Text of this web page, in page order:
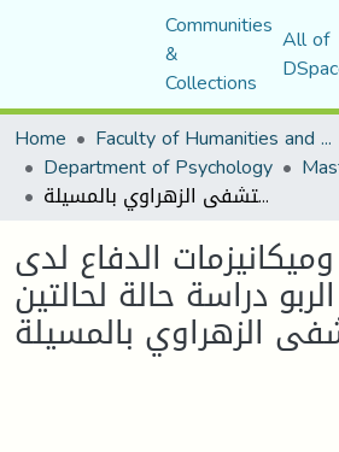
Communities
&
Collections
All of
Home
Faculty of Humanities and Social Sciences
Department of Psychology
صورة الجسم وميكانيزمات الدفاع لدى مرضى الربو دراسة حالة لحالتين بمستشفى الزهراوي بالمسيلة
الدفاع لدى
دراسة حالة لحالتين
الزهراوي بالمسيلة